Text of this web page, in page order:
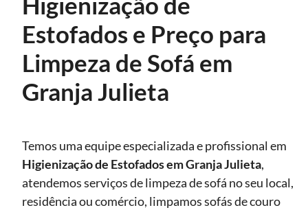
Estofados e Preço para
Limpeza de Sofá em
Granja Julieta
Temos uma equipe especializada e profissional em
Higienização de Estofadosem Granja Julieta,
atendemos serviços de limpeza de sofá no seu local,
residência ou comércio, limpamos sofás de couro